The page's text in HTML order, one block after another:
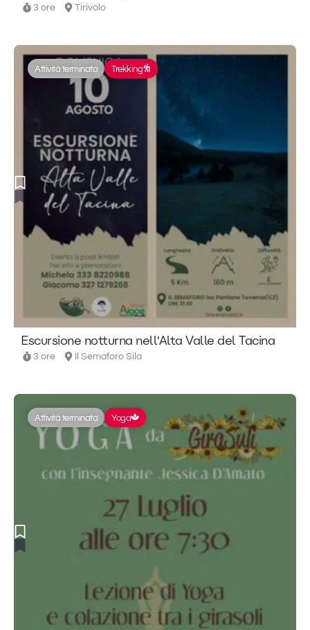
3 ore Tirivolo
Escursione notturna nell'Alta Valle del Tacina
3 ore Il Semaforo Sila
Attività terminata Trekking
Attività terminata Yoga